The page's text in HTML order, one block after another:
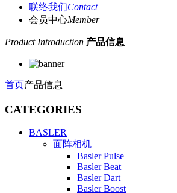
联络我们Contact
会员中心Member
Product Introduction 产品信息
首页产品信息
CATEGORIES
BASLER
面阵相机
Basler Pulse
Basler Beat
Basler Dart
Basler Boost